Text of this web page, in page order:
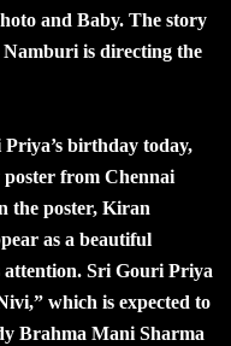
and Baby. The story
is directing the
birthday today,
poster from Chennai
the poster, Kiran
as a beautiful
attention. Sri Gouri Priya
which is expected to
Brahma Mani Sharma